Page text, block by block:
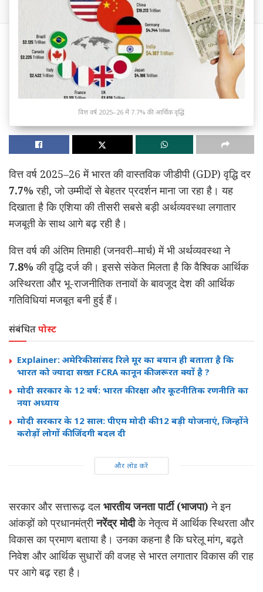
वित्त वर्ष 2025–26 में 7.7% की आर्थिक वृद्धि
वित्त वर्ष 2025–26 में भारत की वास्तविक जीडीपी (GDP) वृद्धि दर
7.7% रही, जो उम्मीदों से बेहतर प्रदर्शन माना जा रहा है। यह
दिखाता है कि एशिया की तीसरी सबसे बड़ी अर्थव्यवस्था लगातार
मजबूती के साथ आगे बढ़ रही है।
वित्त वर्ष की अंतिम तिमाही (जनवरी–मार्च) में भी अर्थव्यवस्था ने
7.8% की वृद्धि दर्ज की। इससे संकेत मिलता है कि वैश्विक आर्थिक
अस्थिरता और भू-राजनीतिक तनावों के बावजूद देश की आर्थिक
गतिविधियां मजबूत बनी हुई हैं।
संबंधितपोस्ट
Explainer: अमेरिकी सांसद रिले मूर का बयान ही बताता है कि
भारत को ज्यादा सख्त FCRA कानून की जरूरत क्यों है ?
मोदी सरकार के 12 वर्ष: भारत की रक्षा और कूटनीतिक रणनीति का
नया अध्याय
मोदी सरकार के 12 साल: पीएम मोदी की 12 बड़ी योजनाएं, जिन्होंने
करोड़ों लोगों की जिंदगी बदल दी
और लोड करें
सरकार और सत्तारूढ़ दल भारतीय जनता पार्टी (भाजपा) ने इन
आंकड़ों को प्रधानमंत्रीनरेंद्र मोदीके नेतृत्व में आर्थिक स्थिरता और
विकास का प्रमाण बताया है। उनका कहना है कि घरेलू मांग, बढ़ते
निवेश और आर्थिक सुधारों की वजह से भारत लगातार विकास की राह
पर आगे बढ़ रहा है।